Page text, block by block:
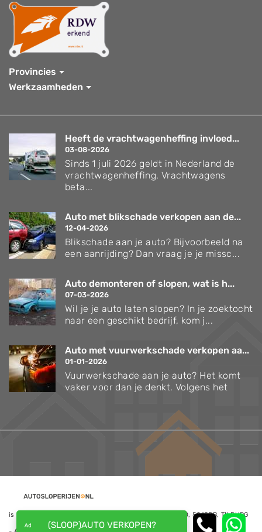
Provincies
Werkzaamheden
Heeft de vrachtwagenheffing invloed...
03-08-2026
Sinds 1 juli 2026 geldt in Nederland de
vrachtwagenheffing. Vrachtwagens
beta...
Auto met blikschade verkopen aan de...
12-04-2026
Blikschade aan je auto? Bijvoorbeeld na
een aanrijding? Dan vraag je je missc...
Auto demonteren of slopen, wat is h...
07-03-2026
Wil je je auto laten slopen? In je zoektocht
naar een geschikt bedrijf, kom j...
Auto met vuurwerkschade verkopen aa...
01-01-2026
Vuurwerkschade aan je auto? Het komt
vaker voor dan je denkt. Volgens het
is een website van NoQ B.V., Kapitein Hatterasstraat 30, 5015BB, TILBURG
(SLOOP)AUTO VERKOPEN?